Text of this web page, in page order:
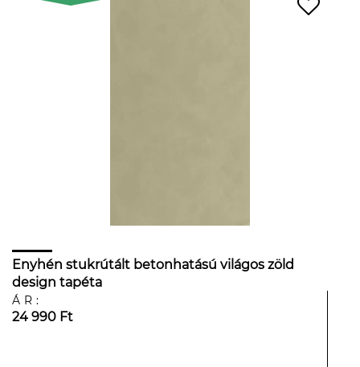
Enyhén stukrútált betonhatású világos zöld
design tapéta
ÁR:
24 990 Ft